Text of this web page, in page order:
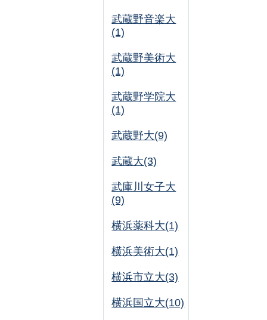
武蔵野音楽大
(1)
武蔵野美術大
(1)
武蔵野学院大
(1)
武蔵野大(9)
武蔵大(3)
武庫川女子大
(9)
横浜薬科大(1)
横浜美術大(1)
横浜市立大(3)
横浜国立大(10)